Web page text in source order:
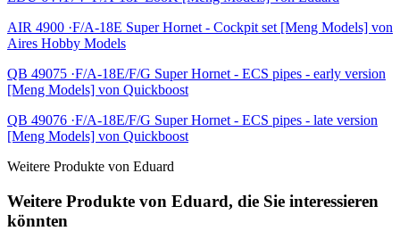
AIR 4900 ·F/A-18E Super Hornet - Cockpit set [Meng Models] von
Aires Hobby Models
QB 49075 ·F/A-18E/F/G Super Hornet - ECS pipes - early version
[Meng Models] von Quickboost
QB 49076 ·F/A-18E/F/G Super Hornet - ECS pipes - late version
[Meng Models] von Quickboost
Weitere Produkte von Eduard
Weitere Produkte von Eduard, die Sie interessieren
könnten